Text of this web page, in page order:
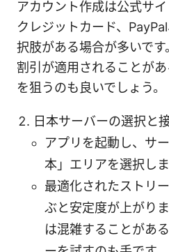
アカウント作成は公式サ
クレジットカード、
択肢がある場合が多いで
割引が適用されることが
を狙うのも良いでしょう。
日本サーバーの選択と
アプリを起動し、サ
本」エリアを選択しま
最適化されたストリ
ぶと安定度が上がり
は混雑することがあ